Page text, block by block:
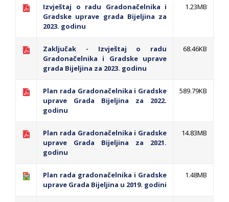
Izvještaj o radu Gradonačelnika i
Gradske uprave grada Bijeljina za
2023. godinu
1.23MB
Zaključak - Izvještaj o radu
Gradonačelnika i Gradske uprave
grada Bijeljina za 2023. godinu
68.46KB
Plan rada Gradonačelnika i Gradske
uprave Grada Bijeljina za 2022.
godinu
589.79KB
Plan rada Gradonačelnika i Gradske
uprave Grada Bijeljina za 2021.
godinu
14.83MB
Plan rada gradonačelnika i Gradske
uprave Grada Bijeljina u 2019. godini
1.48MB